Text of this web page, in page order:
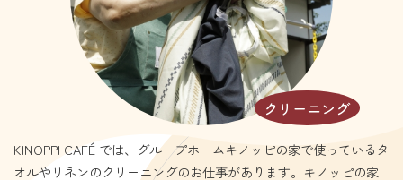
クリーニング
KINOPPI CAFÉ では、グループホームキノッピの家で使っているタ
オルやリネンのクリーニングのお仕事があります。キノッピの家